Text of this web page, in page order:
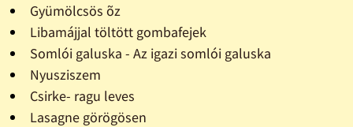
Gyümölcsös õz
Libamájjal töltött gombafejek
Somlói galuska - Az igazi somlói galuska
Nyusziszem
Csirke- ragu leves
Lasagne görögösen